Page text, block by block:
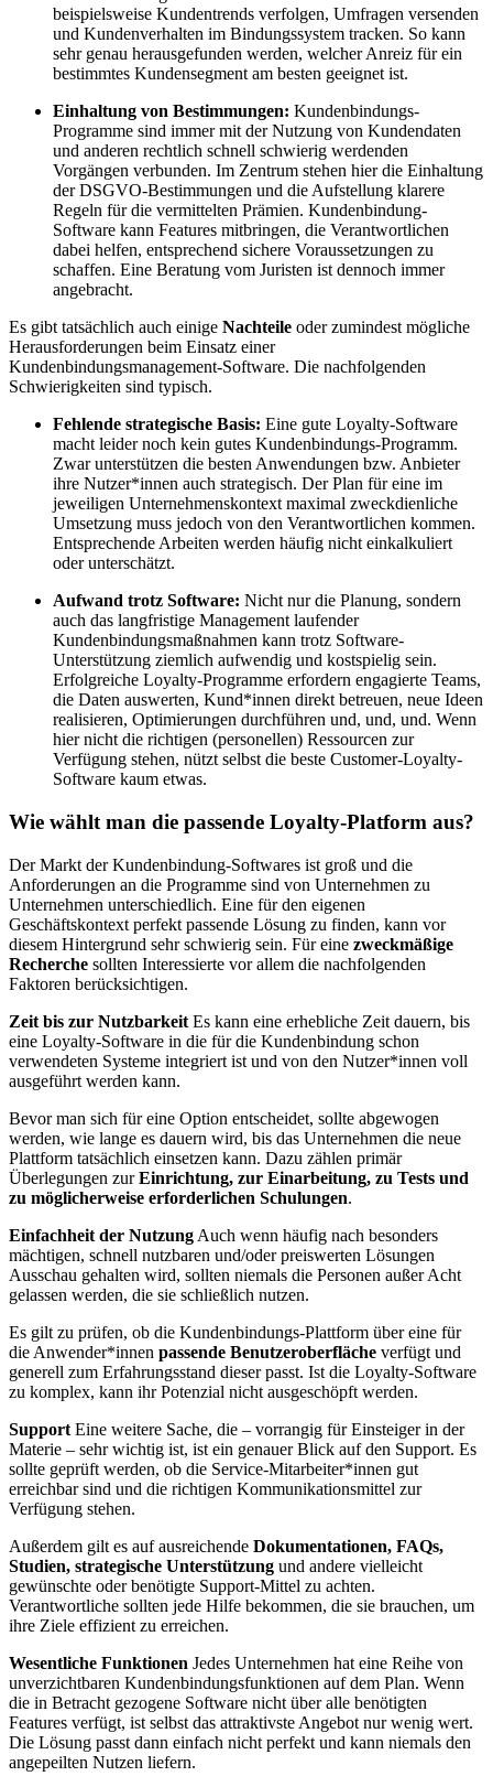
beispielsweise Kundentrends verfolgen, Umfragen versenden
und Kundenverhalten im Bindungssystem tracken. So kann
sehr genau herausgefunden werden, welcher Anreiz für ein
bestimmtes Kundensegment am besten geeignet ist.
Einhaltung von Bestimmungen: Kundenbindungs-
Programme sind immer mit der Nutzung von Kundendaten
und anderen rechtlich schnell schwierig werdenden
Vorgängen verbunden. Im Zentrum stehen hier die Einhaltung
der DSGVO-Bestimmungen und die Aufstellung klarere
Regeln für die vermittelten Prämien. Kundenbindung-
Software kann Features mitbringen, die Verantwortlichen
dabei helfen, entsprechend sichere Voraussetzungen zu
schaffen. Eine Beratung vom Juristen ist dennoch immer
angebracht.
Es gibt tatsächlich auch einige Nachteile oder zumindest mögliche
Herausforderungen beim Einsatz einer
Kundenbindungsmanagement-Software. Die nachfolgenden
Schwierigkeiten sind typisch.
Fehlende strategische Basis: Eine gute Loyalty-Software
macht leider noch kein gutes Kundenbindungs-Programm.
Zwar unterstützen die besten Anwendungen bzw. Anbieter
ihre Nutzer*innen auch strategisch. Der Plan für eine im
jeweiligen Unternehmenskontext maximal zweckdienliche
Umsetzung muss jedoch von den Verantwortlichen kommen.
Entsprechende Arbeiten werden häufig nicht einkalkuliert
oder unterschätzt.
Aufwand trotz Software: Nicht nur die Planung, sondern
auch das langfristige Management laufender
Kundenbindungsmaßnahmen kann trotz Software-
Unterstützung ziemlich aufwendig und kostspielig sein.
Erfolgreiche Loyalty-Programme erfordern engagierte Teams,
die Daten auswerten, Kund*innen direkt betreuen, neue Ideen
realisieren, Optimierungen durchführen und, und, und. Wenn
hier nicht die richtigen (personellen) Ressourcen zur
Verfügung stehen, nützt selbst die beste Customer-Loyalty-
Software kaum etwas.
Wie wählt man die passende Loyalty-Platform aus?
Der Markt der Kundenbindung-Softwares ist groß und die
Anforderungen an die Programme sind von Unternehmen zu
Unternehmen unterschiedlich. Eine für den eigenen
Geschäftskontext perfekt passende Lösung zu finden, kann vor
diesem Hintergrund sehr schwierig sein. Für eine zweckmäßige
Recherche sollten Interessierte vor allem die nachfolgenden
Faktoren berücksichtigen.
Zeit bis zur Nutzbarkeit Es kann eine erhebliche Zeit dauern, bis
eine Loyalty-Software in die für die Kundenbindung schon
verwendeten Systeme integriert ist und von den Nutzer*innen voll
ausgeführt werden kann.
Bevor man sich für eine Option entscheidet, sollte abgewogen
werden, wie lange es dauern wird, bis das Unternehmen die neue
Plattform tatsächlich einsetzen kann. Dazu zählen primär
Überlegungen zurEinrichtung, zur Einarbeitung, zu Tests und
zu möglicherweise erforderlichen Schulungen.
Einfachheit der Nutzung Auch wenn häufig nach besonders
mächtigen, schnell nutzbaren und/oder preiswerten Lösungen
Ausschau gehalten wird, sollten niemals die Personen außer Acht
gelassen werden, die sie schließlich nutzen.
Es gilt zu prüfen, ob die Kundenbindungs-Plattform über eine für
die Anwender*innen passende Benutzeroberfläche verfügt und
generell zum Erfahrungsstand dieser passt. Ist die Loyalty-Software
zu komplex, kann ihr Potenzial nicht ausgeschöpft werden.
Support Eine weitere Sache, die – vorrangig für Einsteiger in der
Materie – sehr wichtig ist, ist ein genauer Blick auf den Support. Es
sollte geprüft werden, ob die Service-Mitarbeiter*innen gut
erreichbar sind und die richtigen Kommunikationsmittel zur
Verfügung stehen.
Außerdem gilt es auf ausreichende Dokumentationen, FAQs,
Studien, strategische Unterstützung und andere vielleicht
gewünschte oder benötigte Support-Mittel zu achten.
Verantwortliche sollten jede Hilfe bekommen, die sie brauchen, um
ihre Ziele effizient zu erreichen.
Wesentliche Funktionen Jedes Unternehmen hat eine Reihe von
unverzichtbaren Kundenbindungsfunktionen auf dem Plan. Wenn
die in Betracht gezogene Software nicht über alle benötigten
Features verfügt, ist selbst das attraktivste Angebot nur wenig wert.
Die Lösung passt dann einfach nicht perfekt und kann niemals den
angepeilten Nutzen liefern.